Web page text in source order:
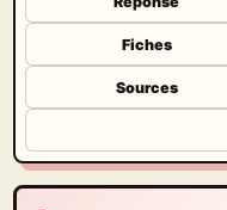
Fiches
Sources